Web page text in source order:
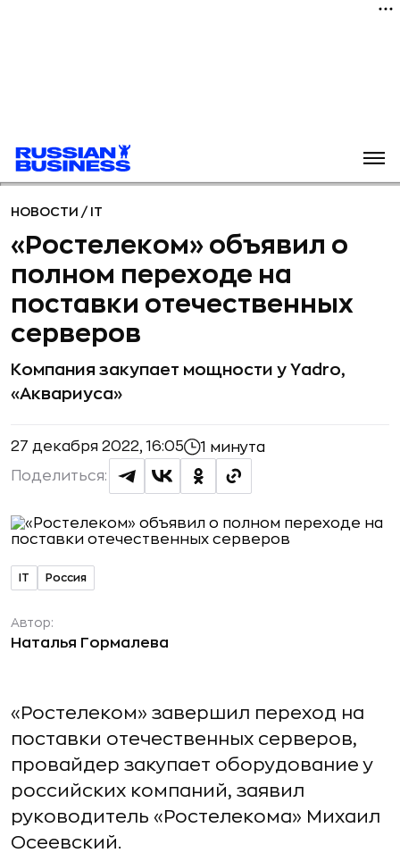
НОВОСТИ / IT
«Ростелеком» объявил о
полном переходе на
поставки отечественных
серверов
Компания закупает мощности у Yadro,
«Аквариуса»
27 декабря 2022, 16:05 1 минута
Поделиться:
IT Россия
Автор:
Наталья Гормалева
«Ростелеком» завершил переход на
поставки отечественных серверов,
провайдер закупает оборудование у
российских компаний, заявил
руководитель «Ростелекома» Михаил
Осеевский.